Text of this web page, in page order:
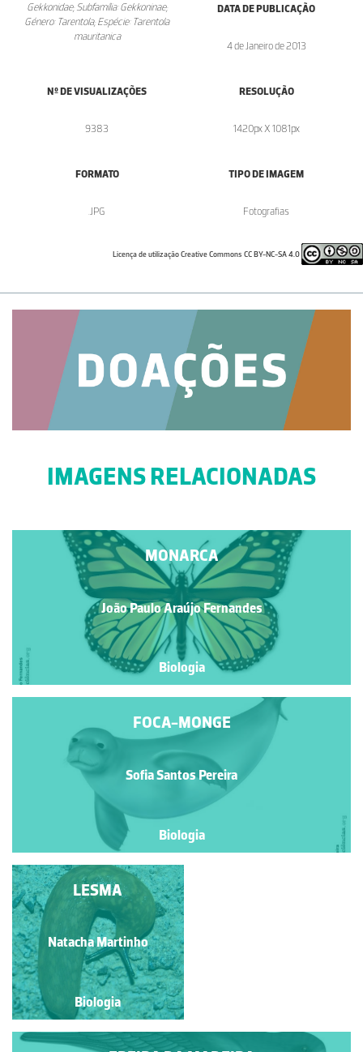
Gekkonidae; Subfamília: Gekkoninae;
Género: Tarentola; Espécie: Tarentola
mauritanica
DATA DE PUBLICAÇÃO
4 de Janeiro de 2013
Nº DE VISUALIZAÇÕES
9383
RESOLUÇÃO
1420px X 1081px
FORMATO
.JPG
TIPO DE IMAGEM
Fotografias
Licença de utilização Creative Commons CC BY-NC-SA 4.0
IMAGENS RELACIONADAS
MONARCA
João Paulo Araújo Fernandes
Biologia
FOCA-MONGE
Sofia Santos Pereira
Biologia
CORUJA-DAS-
TORRES
Andreina da Silva
Biologia
LESMA
Natacha Martinho
Biologia